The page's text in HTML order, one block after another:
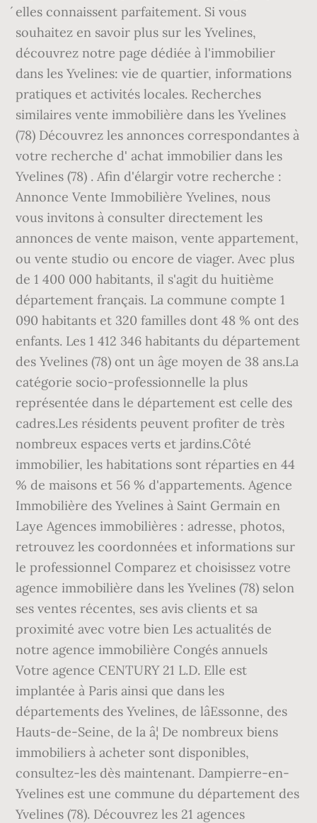
´elles connaissent parfaitement. Si vous
souhaitez en savoir plus sur les Yvelines,
découvrez notre page dédiée à l'immobilier
dans les Yvelines: vie de quartier, informations
pratiques et activités locales. Recherches
similaires vente immobilière dans les Yvelines
(78) Découvrez les annonces correspondantes à
votre recherche d' achat immobilier dans les
Yvelines (78) . Afin d'élargir votre recherche :
Annonce Vente Immobilière Yvelines, nous
vous invitons à consulter directement les
annonces de vente maison, vente appartement,
ou vente studio ou encore de viager. Avec plus
de 1 400 000 habitants, il s'agit du huitième
département français. La commune compte 1
090 habitants et 320 familles dont 48 % ont des
enfants. Les 1 412 346 habitants du département
des Yvelines (78) ont un âge moyen de 38 ans.La
catégorie socio-professionnelle la plus
représentée dans le département est celle des
cadres.Les résidents peuvent profiter de très
nombreux espaces verts et jardins.Côté
immobilier, les habitations sont réparties en 44
% de maisons et 56 % d'appartements. Agence
Immobilière des Yvelines à Saint Germain en
Laye Agences immobilières : adresse, photos,
retrouvez les coordonnées et informations sur
le professionnel Comparez et choisissez votre
agence immobilière dans les Yvelines (78) selon
ses ventes récentes, ses avis clients et sa
proximité avec votre bien Les actualités de
notre agence immobilière Congés annuels
Votre agence CENTURY 21 L.D. Elle est
implantée à Paris ainsi que dans les
départements des Yvelines, de lâEssonne, des
Hauts-de-Seine, de la â¦ De nombreux biens
immobiliers à acheter sont disponibles,
consultez-les dès maintenant. Dampierre-en-
Yvelines est une commune du département des
Yvelines (78). Découvrez les 21 agences